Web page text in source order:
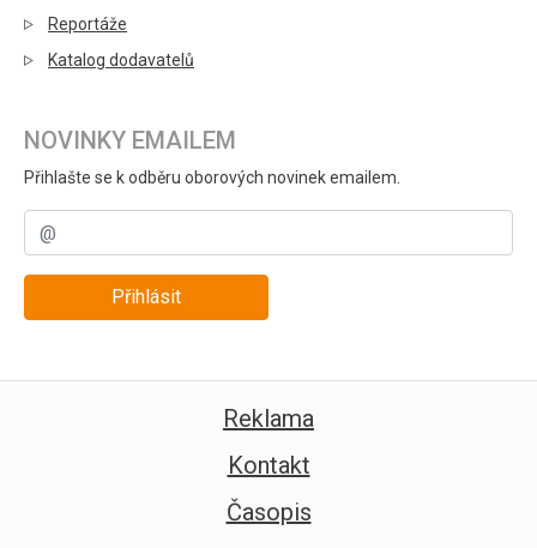
Reportáže
Katalog dodavatelů
NOVINKY EMAILEM
Přihlašte se k odběru oborových novinek emailem.
Přihlásit
Reklama
Kontakt
Časopis